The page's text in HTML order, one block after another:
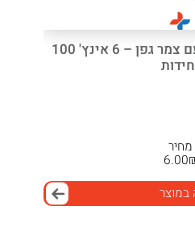
אפליקטור מקל עץ עם צמר גפן – 6 אינץ' 100
מחיר
6.00
במוצר